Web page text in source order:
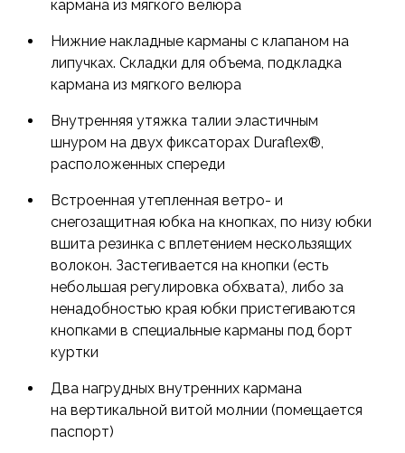
кармана из мягкого велюра
Нижние накладные карманы с клапаном на
липучках. Складки для объема, подкладка
кармана из мягкого велюра
Внутренняя утяжка талии эластичным
шнуром на двух фиксаторах Duraflex®,
расположенных спереди
Встроенная утепленная ветро- и
снегозащитная юбка на кнопках, по низу юбки
вшита резинка с вплетением нескользящих
волокон. Застегивается на кнопки (есть
небольшая регулировка обхвата), либо за
ненадобностью края юбки пристегиваются
кнопками в специальные карманы под борт
куртки
Два нагрудных внутренних кармана
на вертикальной витой молнии (помещается
паспорт)